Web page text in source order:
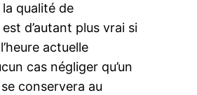
qualité de
d’autant plus vrai si
actuelle
cas négliger qu’un
conservera au